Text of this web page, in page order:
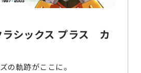
ラシックス プラス カ
の軌跡がここに。